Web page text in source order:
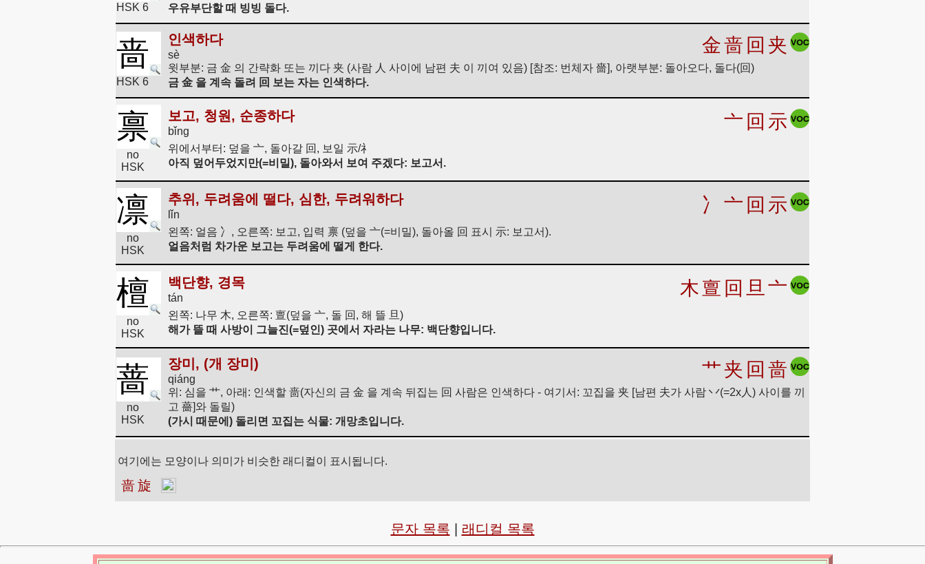
HSK 6
우유부단할 때 빙빙 돌다.
啬
HSK 6
인색하다
sè 金啬 回 夹
윗부분: 금 金 의 간략화 또는 끼다 夹 (사람 人 사이에 남편 夫 이 끼여 있음) [참조: 번체자 嗇], 아랫부분: 돌아오다, 돌다(回)
금 金 을 계속 돌려 回 보는 자는 인색하다.
禀
no
HSK
보고, 청원, 순종하다
bǐng 亠 回 示
위에서부터: 덮을 亠, 돌아갈 回, 보일 示/礻
아직 덮어두었지만(=비밀), 돌아와서 보여 주겠다: 보고서.
凛
no
HSK
추위, 두려움에 떨다, 심한, 두려워하다
lǐn 冫 亠 回 示
왼쪽: 얼음 冫, 오른쪽: 보고, 입력 禀 (덮을 亠(=비밀), 돌아올 回 표시 示: 보고서).
얼음처럼 차가운 보고는 두려움에 떨게 한다.
檀
no
HSK
백단향, 경목
tán 木亶 回 旦亠
왼쪽: 나무 木, 오른쪽: 亶(덮을 亠, 돌 回, 해 뜰 旦)
해가 뜰 때 사방이 그늘진(=덮인) 곳에서 자라는 나무: 백단향입니다.
蔷
no
HSK
장미, (개 장미)
qiáng 艹夹 回 啬
위: 심을 艹, 아래: 인색할 啬(자신의 금 金 을 계속 뒤집는 回 사람은 인색하다 - 여기서: 꼬집을 夹 [남편 夫가 사람 丷(=2x人) 사이를 끼
고 薔]와 돌릴)
(가시 때문에) 돌리면 꼬집는 식물: 개망초입니다.
여기에는 모양이나 의미가 비슷한 래디컬이 표시됩니다.
啬 旋
문자 목록 래디컬 목록